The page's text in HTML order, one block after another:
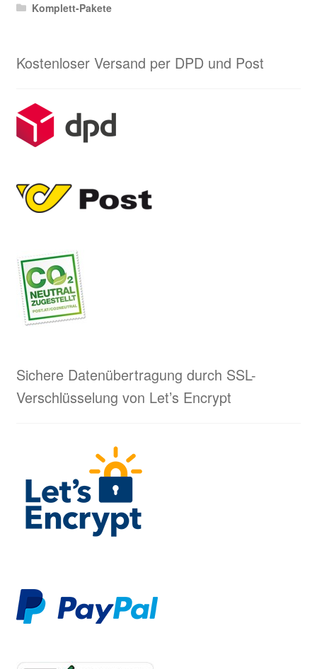
Komplett-Pakete
Kostenloser Versand per DPD und Post
Sichere Datenübertragung durch SSL-
Verschlüsselung von Let’s Encrypt